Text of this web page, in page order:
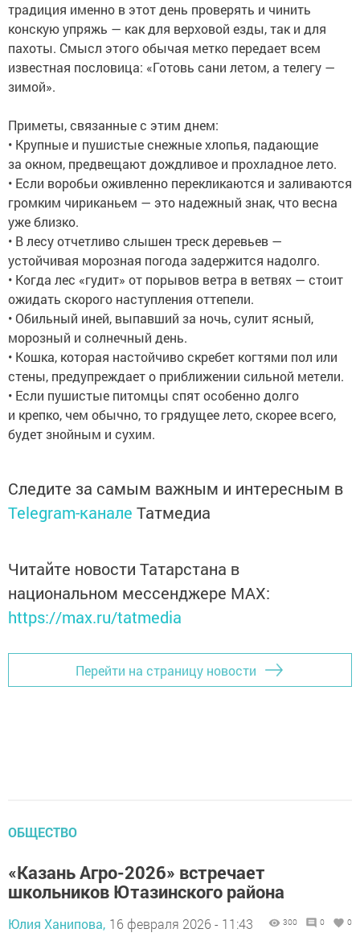
традиция именно в этот день проверять и чинить
конскую упряжь — как для верховой езды, так и для
пахоты. Смысл этого обычая метко передает всем
известная пословица: «Готовь сани летом, а телегу —
зимой».
Приметы, связанные с этим днем:
• Крупные и пушистые снежные хлопья, падающие
за окном, предвещают дождливое и прохладное лето.
• Если воробьи оживленно перекликаются и заливаются
громким чириканьем — это надежный знак, что весна
уже близко.
• В лесу отчетливо слышен треск деревьев —
устойчивая морозная погода задержится надолго.
• Когда лес «гудит» от порывов ветра в ветвях — стоит
ожидать скорого наступления оттепели.
• Обильный иней, выпавший за ночь, сулит ясный,
морозный и солнечный день.
• Кошка, которая настойчиво скребет когтями пол или
стены, предупреждает о приближении сильной метели.
• Если пушистые питомцы спят особенно долго
и крепко, чем обычно, то грядущее лето, скорее всего,
будет знойным и сухим.
Следите за самым важным и интересным в
Telegram-канале Татмедиа
Читайте новости Татарстана в
национальном мессенджере MАХ:
https://max.ru/tatmedia
Перейти на страницу новости
ОБЩЕСТВО
«Казань Агро-2026» встречает
школьников Ютазинского района
Юлия Ханипова, 16 февраля 2026 - 11:43 300 0 0